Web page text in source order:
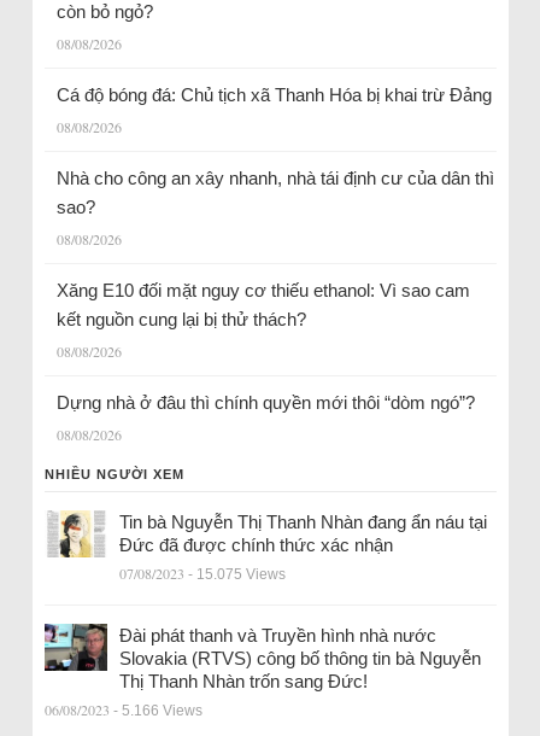
còn bỏ ngỏ?
08/08/2026
Cá độ bóng đá: Chủ tịch xã Thanh Hóa bị khai trừ Đảng
08/08/2026
Nhà cho công an xây nhanh, nhà tái định cư của dân thì
sao?
08/08/2026
Xăng E10 đối mặt nguy cơ thiếu ethanol: Vì sao cam
kết nguồn cung lại bị thử thách?
08/08/2026
Dựng nhà ở đâu thì chính quyền mới thôi “dòm ngó”?
08/08/2026
NHIỀU NGƯỜI XEM
Tin bà Nguyễn Thị Thanh Nhàn đang ẩn náu tại
Đức đã được chính thức xác nhận
07/08/2023 - 15.075 Views
Đài phát thanh và Truyền hình nhà nước
Slovakia (RTVS) công bố thông tin bà Nguyễn
Thị Thanh Nhàn trốn sang Đức!
06/08/2023 - 5.166 Views